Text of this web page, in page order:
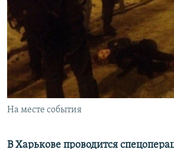
ПОБЕДИТЕЛЕЙ НЕ СУДЯТ?
КРЫМ.НЕПОКОРЕННЫЙ
ELIFBE
УКРАИНСКАЯ ПРОБЛЕМА КРЫМА
ПРИСОЕДИНЯЙТЕСЬ!
Все сайты RFE/RL
На месте события
В Харькове проводится